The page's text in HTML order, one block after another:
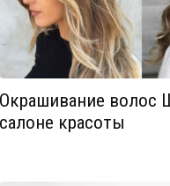
Окрашивание волос
салоне красоты